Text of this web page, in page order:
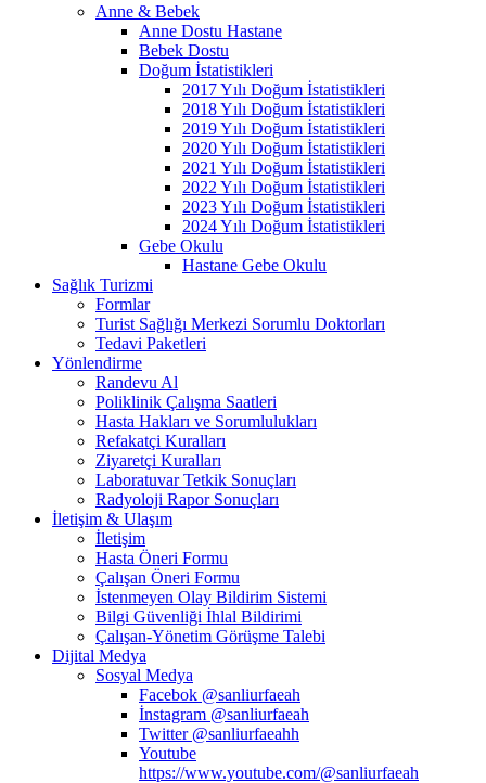
Anne & Bebek
Anne Dostu Hastane
Bebek Dostu
Doğum İstatistikleri
2017 Yılı Doğum İstatistikleri
2018 Yılı Doğum İstatistikleri
2019 Yılı Doğum İstatistikleri
2020 Yılı Doğum İstatistikleri
2021 Yılı Doğum İstatistikleri
2022 Yılı Doğum İstatistikleri
2023 Yılı Doğum İstatistikleri
2024 Yılı Doğum İstatistikleri
Gebe Okulu
Hastane Gebe Okulu
Sağlık Turizmi
Formlar
Turist Sağlığı Merkezi Sorumlu Doktorları
Tedavi Paketleri
Yönlendirme
Randevu Al
Poliklinik Çalışma Saatleri
Hasta Hakları ve Sorumlulukları
Refakatçi Kuralları
Ziyaretçi Kuralları
Laboratuvar Tetkik Sonuçları
Radyoloji Rapor Sonuçları
İletişim & Ulaşım
İletişim
Hasta Öneri Formu
Çalışan Öneri Formu
İstenmeyen Olay Bildirim Sistemi
Bilgi Güvenliği İhlal Bildirimi
Çalışan-Yönetim Görüşme Talebi
Dijital Medya
Sosyal Medya
Facebok @sanliurfaeah
İnstagram @sanliurfaeah
Twitter @sanliurfaeahh
Youtube
https://www.youtube.com/@sanliurfaeah